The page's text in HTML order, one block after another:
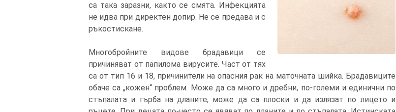
са така заразни, както се смята. Инфекцията
не идва при директен допир. Не се предава и с
ръкостискане.
Многобройните видове брадавици се
причиняват от папилома вирусите. Част от тях
са от тип 16 и 18, причинители на опасния рак на маточната шийка. Брадавиците
обаче са „кожен“ проблем. Може да са много и дребни, по-големи и единични по
стъпалата и гърба на дланите, може да са плоски и да излязат по лицето и